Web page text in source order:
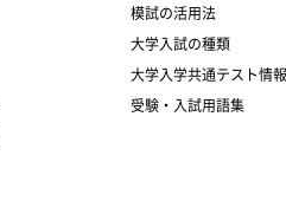
模試の活用法
大学入試の種類
大学入学共通テスト情報
受験・入試用語集